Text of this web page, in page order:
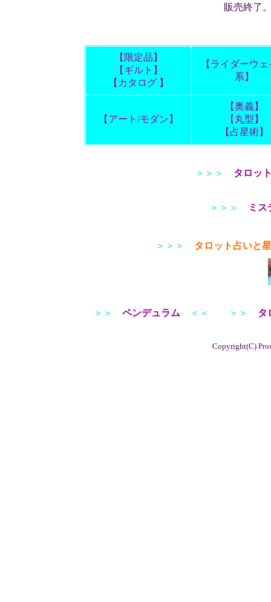
販売終了
【限定品】
【ギルト】
【カタログ 】
【ライダーウ
系】
【アート/モダン】
【奥義】
【丸型】
【占星術】
＞＞＞ タロッ
＞＞＞ ミス
＞＞＞ タロット占いと
＞＞ ペンデュラム ＜＜ ＞＞ タ
Copyright(C)